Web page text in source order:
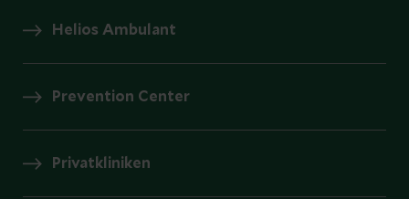
Helios Ambulant
Prevention Center
Privatkliniken